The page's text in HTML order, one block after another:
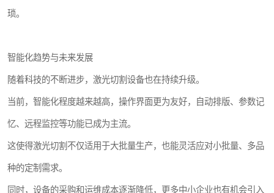
琐。
智能化趋势与未来发展
随着科技的不断进步，激光切割设备也在持续升级。
当前，智能化程度越来越高，操作界面更为友好，自动排版、参数记
忆、远程监控等功能已成为主流。
这使得激光切割不仅适用于大批量生产，也能灵活应对小批量、多品
种的定制需求。
同时，设备的采购和运维成本逐渐降低，更多中小企业也有机会引入